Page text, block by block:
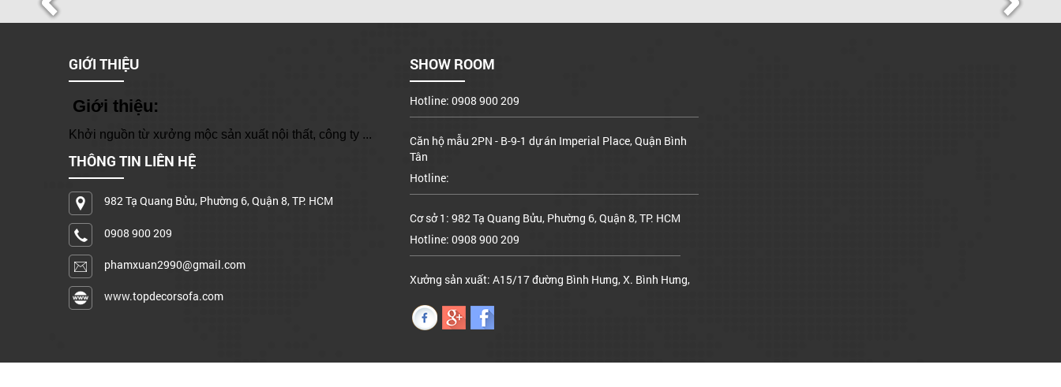
GIỚI THIỆU
Giới thiệu:
Khởi nguồn từ xưởng mộc sản xuất nội thất, công ty ...
THÔNG TIN LIÊN HỆ
982 Tạ Quang Bửu, Phường 6, Quận 8, TP. HCM
0908 900 209
phamxuan2990@gmail.com
www.topdecorsofa.com
SHOW ROOM
Bình Chánh
Hotline: 0908 900 209
Căn hộ mẫu 2PN - B-9-1 dự án Imperial Place, Quận Bình
Tân
Hotline:
Cơ sở 1: 982 Tạ Quang Bửu, Phường 6, Quận 8, TP. HCM
Hotline: 0908 900 209
Xưởng sản xuất: A15/17 đường Bình Hưng, X. Bình Hưng,
Bình Chánh
Căn hộ mẫu 2PN - B-9-1 dự án Imperial Place, Quận Bình